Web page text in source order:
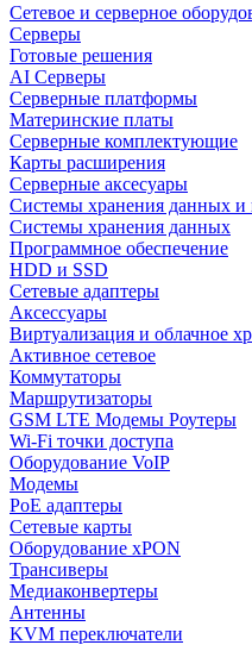
Сетевое и серверное
Cерверы
Готовые решения
AI Серверы
Серверные платформы
Материнские платы
Серверные комплектующие
Карты расширения
Серверные аксесуары
Системы хранения данных
Системы хранения данных
Программное обеспечение
HDD и SSD
Сетевые адаптеры
Аксессуары
Виртуализация и облачное
Активное сетевое
Коммутаторы
Маршрутизаторы
GSM LTE Модемы Роутеры
Wi-Fi точки доступа
Оборудование VoIP
Модемы
PoE адаптеры
Сетевые карты
Оборудование xPON
Трансиверы
Медиаконвертеры
Антенны
KVM переключатели